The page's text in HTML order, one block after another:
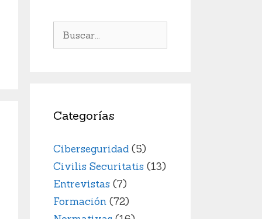
Categorías
Ciberseguridad (5)
Civilis Securitatis (13)
Entrevistas (7)
Formación (72)